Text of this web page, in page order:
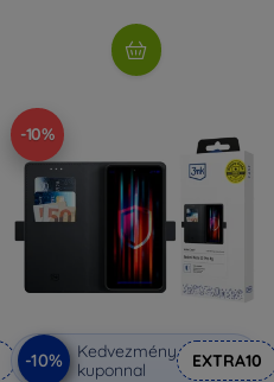
-10%
-10%
Kedvezmény
kuponnal
EXTRA10